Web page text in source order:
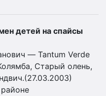
детей на спайсы
— Tantum Verde
Старый олень,